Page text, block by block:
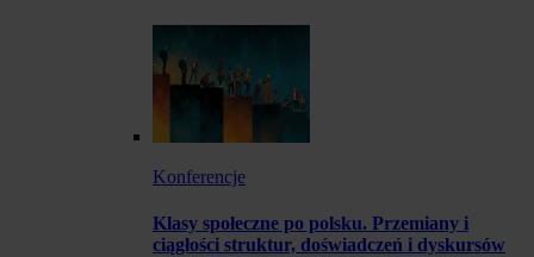
Konferencje
Klasy społeczne po polsku. Przemiany i
ciągłości struktur, doświadczeń i dyskursów